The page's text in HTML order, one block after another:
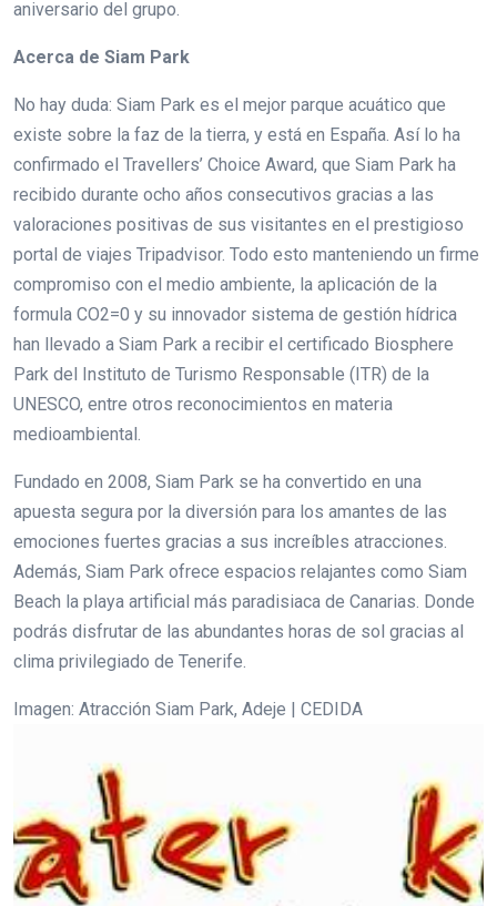
aniversario del grupo.
Acerca de Siam Park
No hay duda: Siam Park es el mejor parque acuático que
existe sobre la faz de la tierra, y está en España. Así lo ha
confirmado el Travellers’ Choice Award, que Siam Park ha
recibido durante ocho años consecutivos gracias a las
valoraciones positivas de sus visitantes en el prestigioso
portal de viajes Tripadvisor. Todo esto manteniendo un firme
compromiso con el medio ambiente, la aplicación de la
formula CO2=0 y su innovador sistema de gestión hídrica
han llevado a Siam Park a recibir el certificado Biosphere
Park del Instituto de Turismo Responsable (ITR) de la
UNESCO, entre otros reconocimientos en materia
medioambiental.
Fundado en 2008, Siam Park se ha convertido en una
apuesta segura por la diversión para los amantes de las
emociones fuertes gracias a sus increíbles atracciones.
Además, Siam Park ofrece espacios relajantes como Siam
Beach la playa artificial más paradisiaca de Canarias. Donde
podrás disfrutar de las abundantes horas de sol gracias al
clima privilegiado de Tenerife.
Imagen: Atracción Siam Park, Adeje | CEDIDA